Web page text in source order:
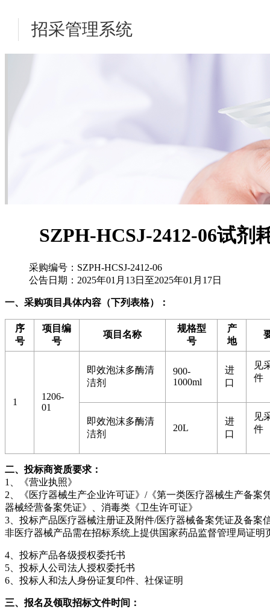
招采管理系统
SZPH-HCSJ-2412-06试剂
采购编号：SZPH-HCSJ-2412-06
公告日期：2025年01月13日至2025年01月17日
一、采购项目具体内容（下列表格）：
序
号
项目编
号
项目名称
规格型
号
产
地
1
1206-
01
即效泡沫多酶清
洁剂
900-
1000ml
进
口
见
件
即效泡沫多酶清
洁剂
20L
进
口
见
件
二、投标商资质要求：
1、《营业执照》
2、《医疗器械生产企业许可证》/《第一类医疗器械生产备案
器械经营备案凭证》、消毒类《卫生许可证》
3、投标产品医疗器械注册证及附件/医疗器械备案凭证及备案
非医疗器械产品需在招标系统上提供国家药品监督管理局证明
4、投标产品各级授权委托书
5、投标人公司法人授权委托书
6、投标人和法人身份证复印件、社保证明
三、报名及领取招标文件时间：